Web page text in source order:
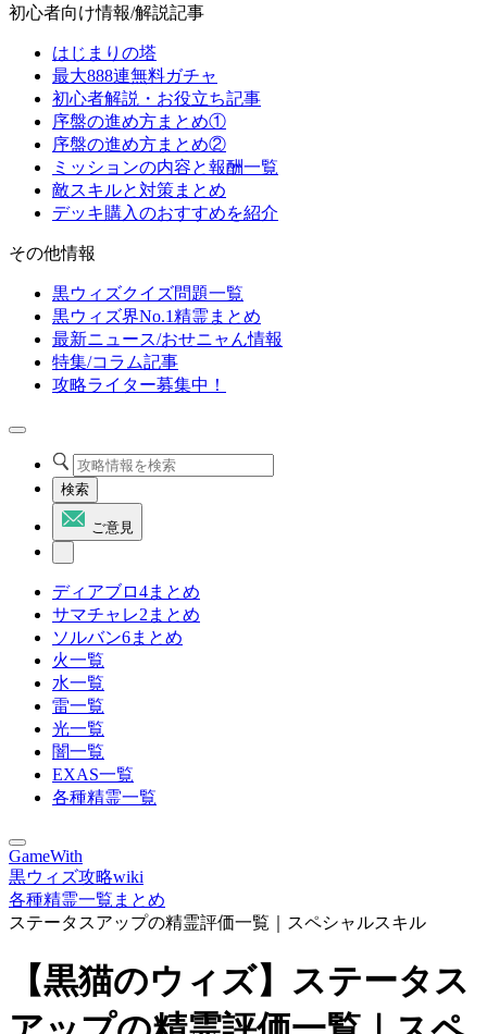
初心者向け情報/解説記事
はじまりの塔
最大888連無料ガチャ
初心者解説・お役立ち記事
序盤の進め方まとめ①
序盤の進め方まとめ②
ミッションの内容と報酬一覧
敵スキルと対策まとめ
デッキ購入のおすすめを紹介
その他情報
黒ウィズクイズ問題一覧
黒ウィズ界No.1精霊まとめ
最新ニュース/おせニャん情報
特集/コラム記事
攻略ライター募集中！
検索
ご意見
ディアブロ4まとめ
サマチャレ2まとめ
ソルバン6まとめ
火一覧
水一覧
雷一覧
光一覧
闇一覧
EXAS一覧
各種精霊一覧
GameWith
黒ウィズ攻略wiki
各種精霊一覧まとめ
ステータスアップの精霊評価一覧｜スペシャルスキル
【黒猫のウィズ】ステータス